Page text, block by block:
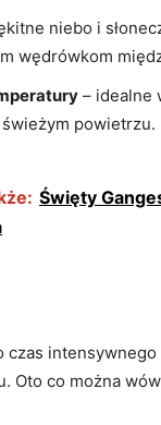
niebo i
wędrówkom
– idealne
powietrzu.
Święty
czas intensywnego
Oto co można